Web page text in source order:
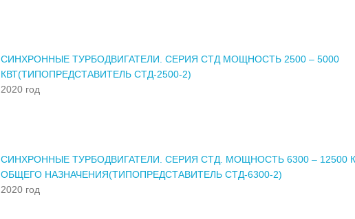
СИНХРОННЫЕ ТУРБОДВИГАТЕЛИ. СЕРИЯ СТД МОЩНОСТЬ 2500 – 5000
КВТ(ТИПОПРЕДСТАВИТЕЛЬ СТД-2500-2)
2020 год
СИНХРОННЫЕ ТУРБОДВИГАТЕЛИ. СЕРИЯ СТД. МОЩНОСТЬ 6300 – 12500
ОБЩЕГО НАЗНАЧЕНИЯ(ТИПОПРЕДСТАВИТЕЛЬ СТД-6300-2)
2020 год